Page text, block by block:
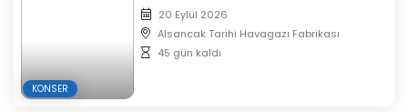
KONSER
20 Eylül 2026
Alsancak Tarihi Havagazı Fabrikası
45 gün kaldı